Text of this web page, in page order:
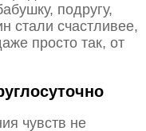
подругу,
стали счастливее,
просто так, от
чувств не